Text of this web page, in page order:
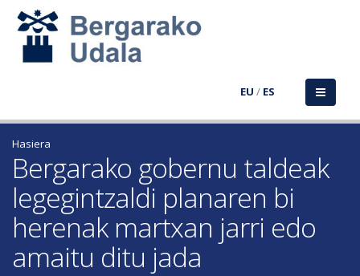
EU / ES
Hasiera
Bergarako gobernu taldeak
legegintzaldi planaren bi
herenak martxan jarri edo
amaitu ditu jada